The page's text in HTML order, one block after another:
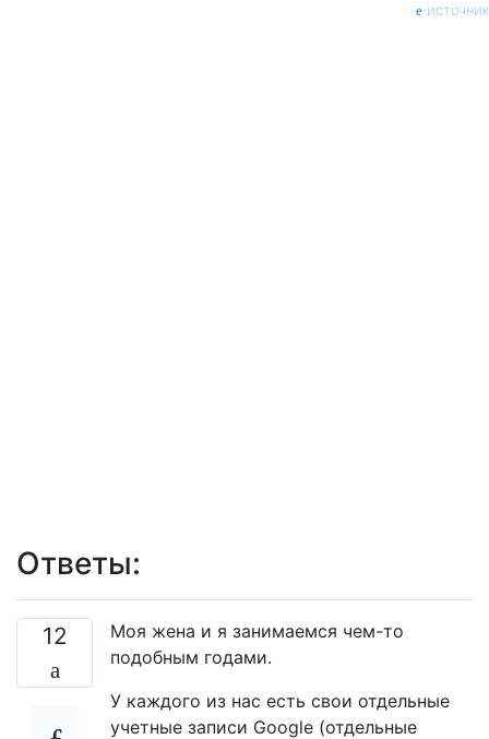
источник
Ответы:
12
Моя жена и я занимаемся чем-то
подобным годами.
У каждого из нас есть свои отдельные
учетные записи Google (отдельные